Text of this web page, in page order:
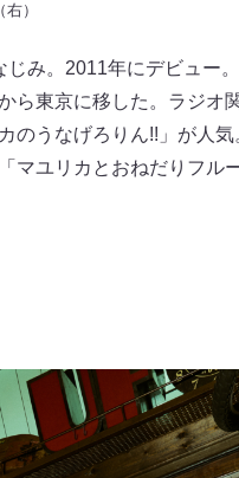
）
じみ。2011年にデビュー
ら東京に移した。ラジオ
のうなげろりん!!」が人気
マユリカとおねだりフル